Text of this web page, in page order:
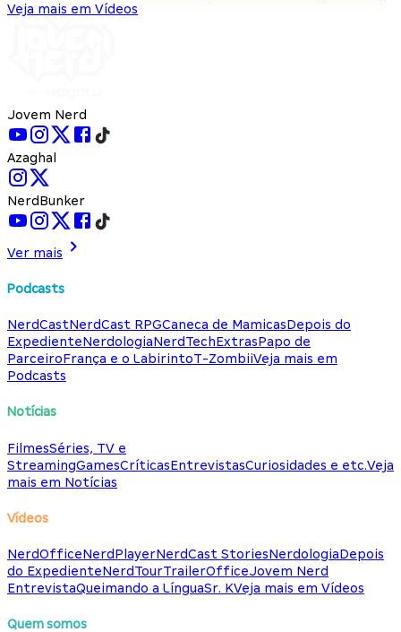
Veja mais em Vídeos
Jovem Nerd
Azaghal
NerdBunker
Ver mais
Podcasts
NerdCastNerdCast RPGCaneca de MamicasDepois do
ExpedienteNerdologiaNerdTechExtrasPapo de
ParceiroFrança e o LabirintoT-ZombiiVeja mais em
Podcasts
Notícias
FilmesSéries, TV e
StreamingGamesCríticasEntrevistasCuriosidades e etc.Veja
mais em Notícias
Vídeos
NerdOfficeNerdPlayerNerdCast StoriesNerdologiaDepois
do ExpedienteNerdTourTrailerOfficeJovem Nerd
EntrevistaQueimando a LínguaSr. KVeja mais em Vídeos
Quem somos